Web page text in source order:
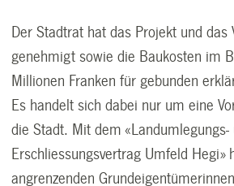
Der Stadtrat hat das Projekt und das
genehmigt sowie die Baukosten im
Millionen Franken für gebunden
Es handelt sich dabei nur um eine
die Stadt. Mit dem «Landumlegungs-
Erschliessungsvertrag Umfeld Hegi»
angrenzenden